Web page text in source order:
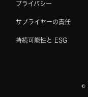
プライバシー
サプライヤーの責任
持続可能性と ESG
©